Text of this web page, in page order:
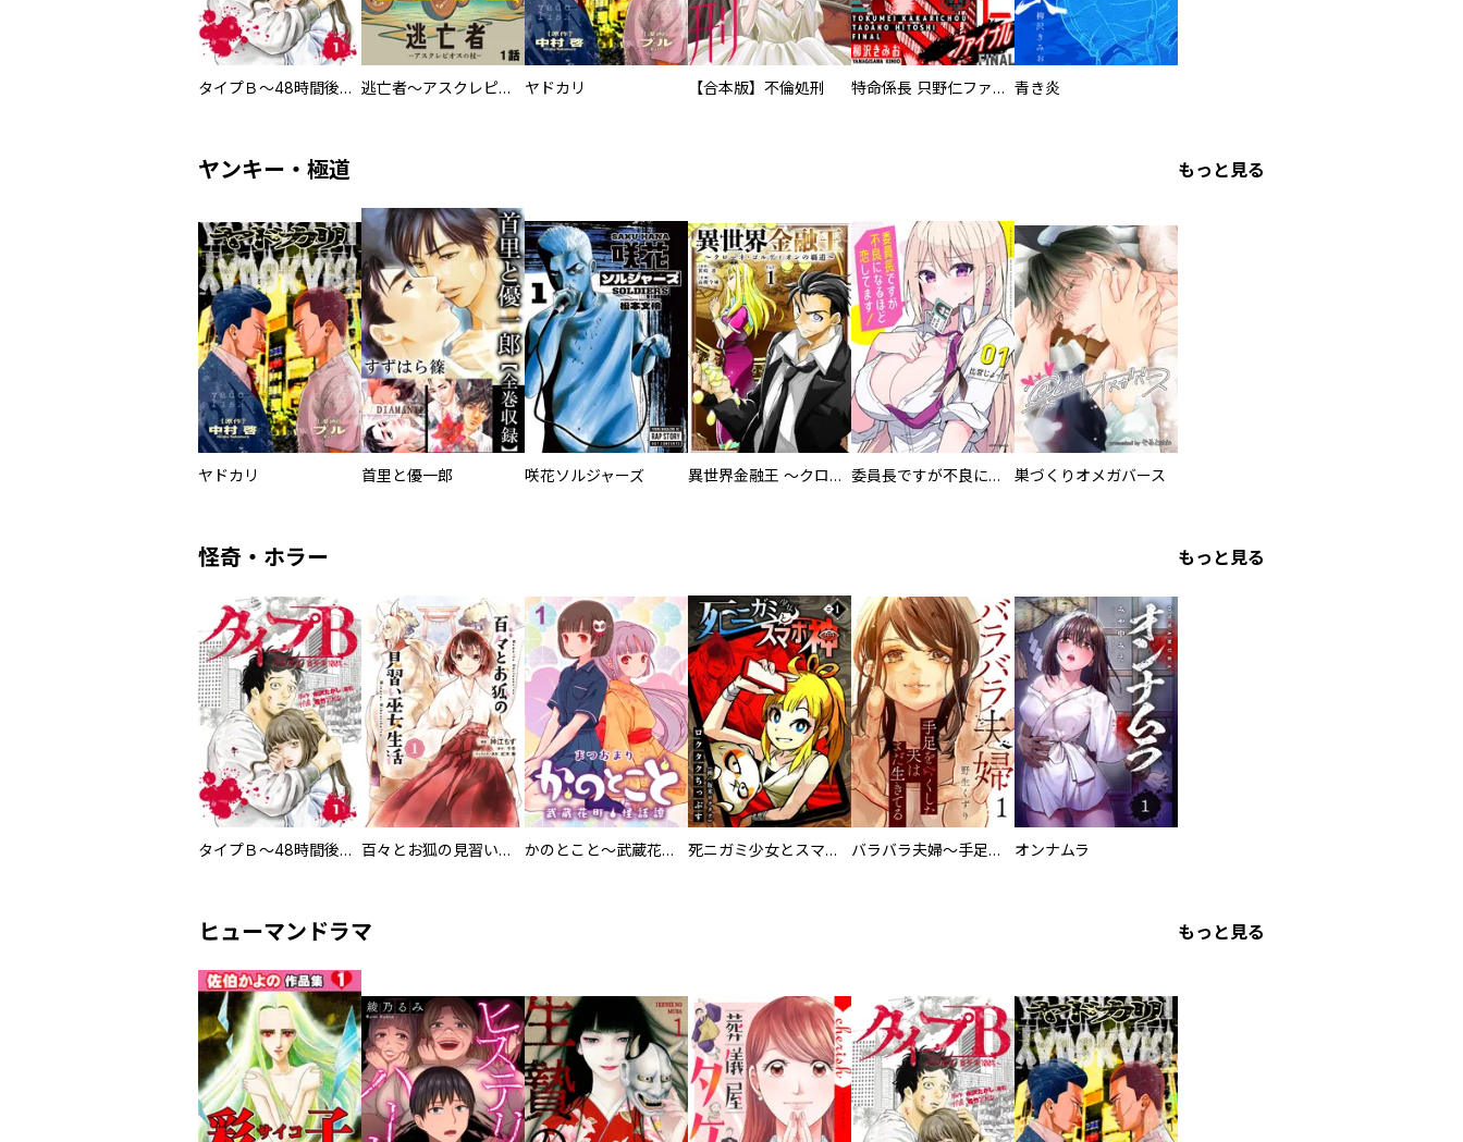
タイプＢ～48時間後、致死率100％～【単話】 逃亡者～アスクレピオスの杖～ ヤドカリ 【合本版】不倫処刑 特命係長 只野仁ファイナル 愛蔵版 青き炎
ヤンキー・極道 もっと見る
ヤドカリ 首里と優一郎 咲花ソルジャーズ 異世界金融王 ～クローネ・ゴルディオンの覇道～ 委員長ですが不良になるほど恋してます！ 巣づくりオメガバース
怪奇・ホラー もっと見る
タイプＢ～48時間後、致死率100％～【単話】 百々とお狐の見習い巫女生活【単行本版】 かのとこと～武蔵花町怪話譚～ 【連載版】 死ニガミ少女とスマホ神 バラバラ夫婦～手足をなくした夫はまだ生きてる オンナムラ
ヒューマンドラマ もっと見る